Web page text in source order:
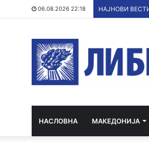
06.08.2026 22:18 НАЈНОВИ
НАСЛОВНА МАКЕДОНИЈА